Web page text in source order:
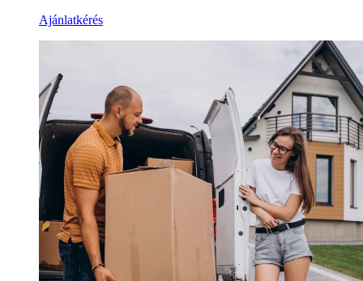
Ajánlatkérés